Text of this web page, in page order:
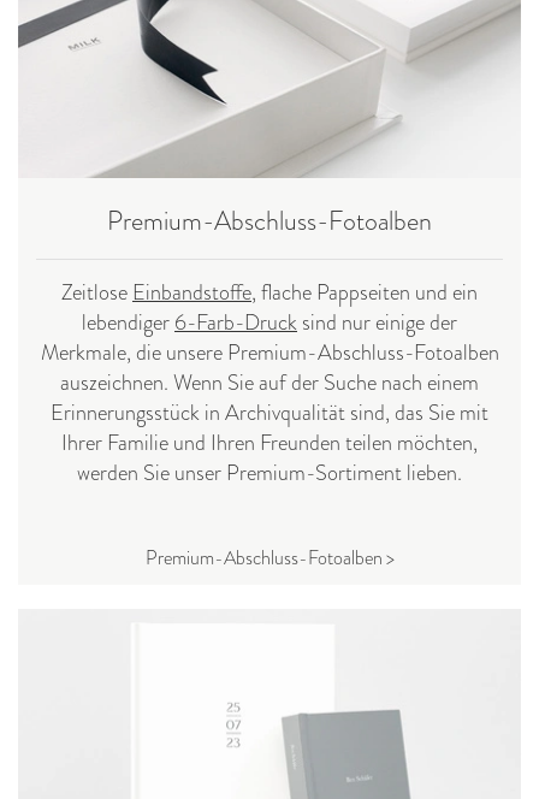
Premium-Abschluss-Fotoalben
Zeitlose Einbandstoffe, flache Pappseiten und ein
lebendiger6-Farb-Drucksind nur einige der
Merkmale, die unsere Premium-Abschluss-Fotoalben
auszeichnen. Wenn Sie auf der Suche nach einem
Erinnerungsstück in Archivqualität sind, das Sie mit
Ihrer Familie und Ihren Freunden teilen möchten,
werden Sie unser Premium-Sortiment lieben.
Premium-Abschluss-Fotoalben >